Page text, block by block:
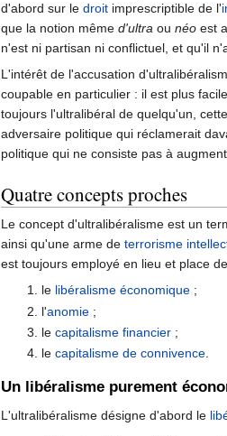
d'abord sur le droit imprescriptible de l'
que la notion même d'ultra ou néo est
n'est ni partisan ni conflictuel, et qu'il
L'intérêt de l'accusation
coupable en particulier : il est plus
toujours l'ultralibéral de quelqu'un,
adversaire politique qui réclamerait
politique qui ne consiste pas à
Quatre concepts proches
Le concept d'ultralibéralisme est un
ainsi qu'une arme de terrorisme
est toujours employé en lieu et place
le libéralisme économique;
l'anomie;
le capitalisme financier;
le capitalisme de connivence.
Un libéralisme purement
L'ultralibéralisme désigne d'abord le